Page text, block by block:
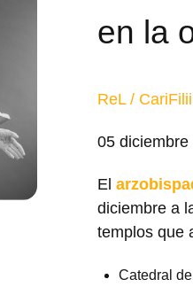
en la
ReL / CariFilii
05 diciembre
El
diciembre a
templos que
Catedral